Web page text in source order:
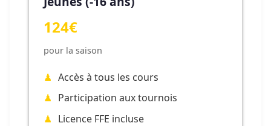
124€
pour la saison
Accès à tous les cours
Participation aux tournois
Licence FFE incluse